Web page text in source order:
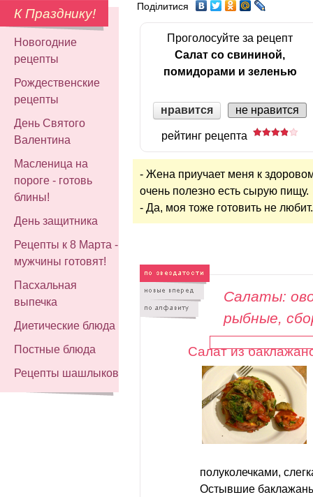
К Празднику!
Новогодние
рецепты
Рождественские
рецепты
День Святого
Валентина
Масленица на
пороге - готовь
блины!
День защитника
Рецепты к 8 Марта -
мужчины готовят!
Пасхальная
выпечка
Диетические блюда
Постные блюда
Рецепты шашлыков
Поділитися
Проголосуйте за рецепт
Салат со свининой,
помидорами и зеленью
нравится не нравится
рейтинг рецепта
- Жена приучает меня к
очень полезно есть сырую пищу.
- Да, моя тоже готовить не любит.
Салаты:
рыбные,
Салат из
полуколечками,
Остывшие